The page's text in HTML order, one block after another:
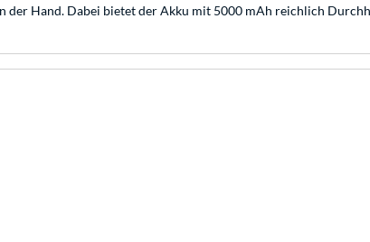
Hand. Dabei bietet der Akku mit 5000 mAh reichlich